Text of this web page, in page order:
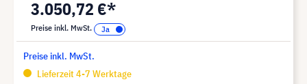
3.050,72 €*
Preise inkl. MwSt.
Preise inkl. MwSt.
Lieferzeit 4-7 Werktage